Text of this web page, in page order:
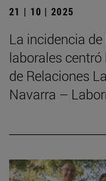
21 | 10 | 2025
La incidencia
laborales
de Relaciones
Navarra –